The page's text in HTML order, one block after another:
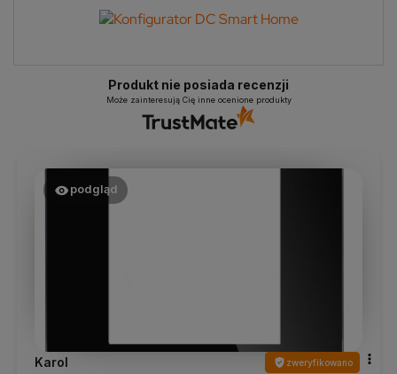
Produkt nie posiada recenzji
Może zainteresują Cię inne ocenione produkty
podgląd
Karol zweryfikowano